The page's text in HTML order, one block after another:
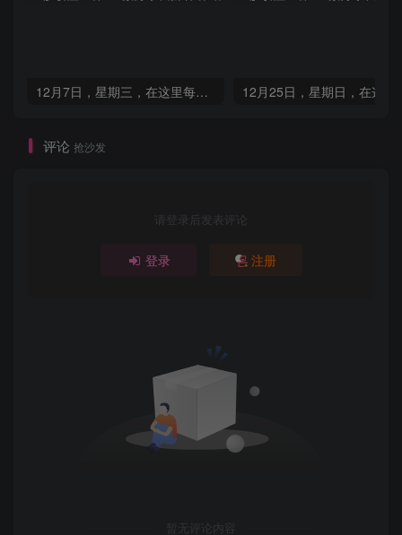
12月7日，星期三，在这里每天60秒读懂世界！
评论 抢沙发
请登录后发表评论
登录 注册
暂无评论内容